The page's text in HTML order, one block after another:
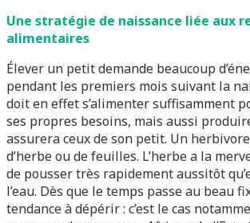
Une stratégie de naissance liée aux
alimentaires
Élever un petit demande beaucoup
pendant les premiers mois suivant la
doit en effet s’alimenter suffisamment
ses propres besoins, mais aussi
assurera ceux de son petit. Un
d’herbe ou de feuilles. L’herbe a la
de pousser très rapidement aussitôt
l’eau. Dès que le temps passe au beau
tendance à dépérir : c’est le cas